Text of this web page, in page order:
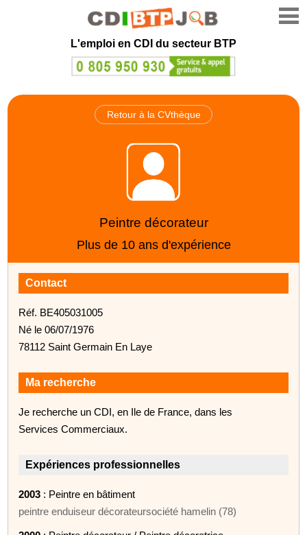
L'emploi en CDI du secteur BTP
Retour à la CVthèque
Peintre décorateur
Plus de 10 ans d'expérience
Contact
Réf. BE405031005
Né le 06/07/1976
78112 Saint Germain En Laye
Ma recherche
Je recherche un CDI, en Ile de France, dans les
Services Commerciaux.
Expériences professionnelles
2003 : Peintre en bâtiment
peintre enduiseur décorateursociété hamelin (78)